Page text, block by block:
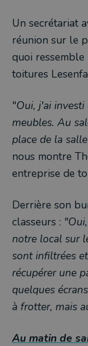
Un secrétariat
réunion sur le
quoi
toitures
"Oui, j'ai
meubles. Au
place de la
nous montre
entreprise de
Derrière son
classeurs :
notre local sur
sont infiltrées
récupérer une
quelques
à frotter, mais
Au matin de